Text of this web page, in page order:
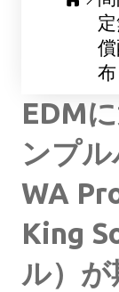
布
EDM
ンプル
WA
King
ル）が